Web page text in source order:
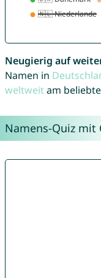
Neugierig auf
Namen in
weltweitam
Namens-Quiz mit